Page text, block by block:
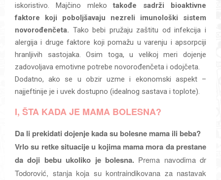
iskoristivo. Majčino mlekotakođe sadrži bioaktivne
faktore koji poboljšavaju nezreli imunološki sistem
novorođenčeta. Tako bebi pružaju zaštitu od infekcija i
alergija i druge faktore koji pomažu u varenju i apsorpciji
hranljivih sastojaka. Osim toga, u velikoj meri dojenje
zadovoljava emotivne potrebe novorođenčeta i odojčeta.
Dodatno, ako se u obzir uzme i ekonomski aspekt –
najjeftinije je i uvek dostupno (idealnog sastava i toplote).
I, ŠTA KADA JE MAMA BOLESNA?
Da li prekidati dojenje kada su bolesne mama ili beba?
Vrlo su retke situacije u kojima mama mora da prestane
da doji bebu ukoliko je bolesna.Prema navodima dr
Todorović, stanja koja su kontraindikovana za nastavak